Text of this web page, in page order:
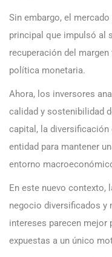
Sin embargo, el
principal que impulsó al
recuperación del
política monetaria.
Ahora, los inversores
calidad y sostenibilidad
capital, la diversificación
entidad para mantener
entorno
En este nuevo contexto,
negocio diversificados y
intereses parecen mejor
expuestas a un único